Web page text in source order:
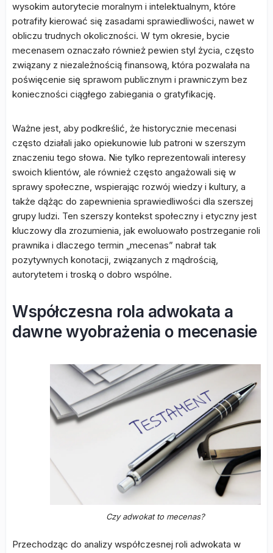
wysokim autorytecie moralnym i intelektualnym, które
potrafiły kierować się zasadami sprawiedliwości, nawet w
obliczu trudnych okoliczności. W tym okresie, bycie
mecenasem oznaczało również pewien styl życia, często
związany z niezależnością finansową, która pozwalała na
poświęcenie się sprawom publicznym i prawniczym bez
konieczności ciągłego zabiegania o gratyfikację.
Ważne jest, aby podkreślić, że historycznie mecenasi
często działali jako opiekunowie lub patroni w szerszym
znaczeniu tego słowa. Nie tylko reprezentowali interesy
swoich klientów, ale również często angażowali się w
sprawy społeczne, wspierając rozwój wiedzy i kultury, a
także dążąc do zapewnienia sprawiedliwości dla szerszej
grupy ludzi. Ten szerszy kontekst społeczny i etyczny jest
kluczowy dla zrozumienia, jak ewoluowało postrzeganie roli
prawnika i dlaczego termin „mecenas” nabrał tak
pozytywnych konotacji, związanych z mądrością,
autorytetem i troską o dobro wspólne.
Współczesna rola adwokata a
dawne wyobrażenia o mecenasie
Czy adwokat to mecenas?
Przechodząc do analizy współczesnej roli adwokata w